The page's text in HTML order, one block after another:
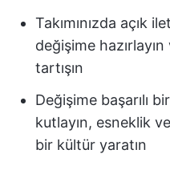
Takımınızda açık
değişime
tartışın
Değişime başarılı
kutlayın, esneklik
bir kültür yaratın